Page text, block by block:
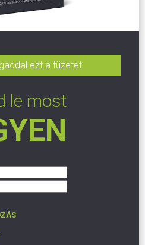
ezt a füzetet
le most